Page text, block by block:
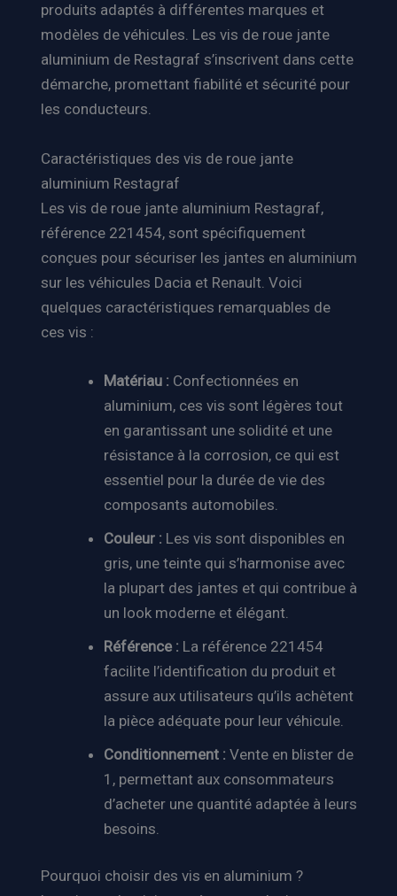
produits adaptés à différentes marques et
modèles de véhicules. Les vis de roue jante
aluminium de Restagraf s’inscrivent dans cette
démarche, promettant fiabilité et sécurité pour
les conducteurs.
Caractéristiques des vis de roue jante
aluminium Restagraf
Les vis de roue jante aluminium Restagraf,
référence 221454, sont spécifiquement
conçues pour sécuriser les jantes en aluminium
sur les véhicules Dacia et Renault. Voici
quelques caractéristiques remarquables de
ces vis :
Matériau : Confectionnées en
aluminium, ces vis sont légères tout
en garantissant une solidité et une
résistance à la corrosion, ce qui est
essentiel pour la durée de vie des
composants automobiles.
Couleur : Les vis sont disponibles en
gris, une teinte qui s’harmonise avec
la plupart des jantes et qui contribue à
un look moderne et élégant.
Référence : La référence 221454
facilite l’identification du produit et
assure aux utilisateurs qu’ils achètent
la pièce adéquate pour leur véhicule.
Conditionnement : Vente en blister de
1, permettant aux consommateurs
d’acheter une quantité adaptée à leurs
besoins.
Pourquoi choisir des vis en aluminium ?